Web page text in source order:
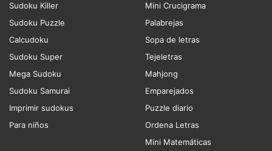
Sudoku Killer
Sudoku Puzzle
Calcudoku
Sudoku Super
Mega Sudoku
Sudoku Samurai
Imprimir sudokus
Para niños
Mini Crucigrama
Palabrejas
Sopa de letras
Tejeletras
Mahjong
Emparejados
Puzzle diario
Ordena Letras
Mini Matemáticas